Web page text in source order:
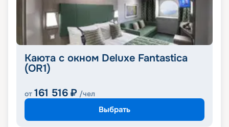
Каюта с окном Deluxe Fantastica
(OR1)
от 161 516 ₽ /чел
Выбрать